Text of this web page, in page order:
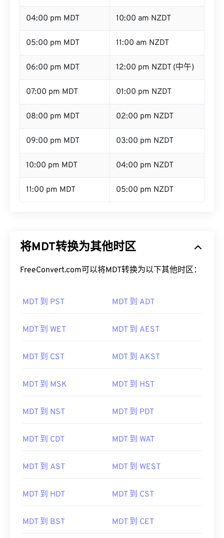
04:00 pm MDT 10:00 am NZDT
05:00 pm MDT 11:00 am NZDT
06:00 pm MDT 12:00 pm NZDT (中午)
07:00 pm MDT 01:00 pm NZDT
08:00 pm MDT 02:00 pm NZDT
09:00 pm MDT 03:00 pm NZDT
10:00 pm MDT 04:00 pm NZDT
11:00 pm MDT 05:00 pm NZDT
将MDT转换为其他时区
FreeConvert.com可以将MDT转换为以下其他时区：
MDT 到 PST MDT 到 ADT
MDT 到 WET MDT 到 AEST
MDT 到 CST MDT 到 AKST
MDT 到 MSK MDT 到 HST
MDT 到 NST MDT 到 PDT
MDT 到 CDT MDT 到 WAT
MDT 到 AST MDT 到 WEST
MDT 到 HDT MDT 到 CST
MDT 到 BST MDT 到 CET